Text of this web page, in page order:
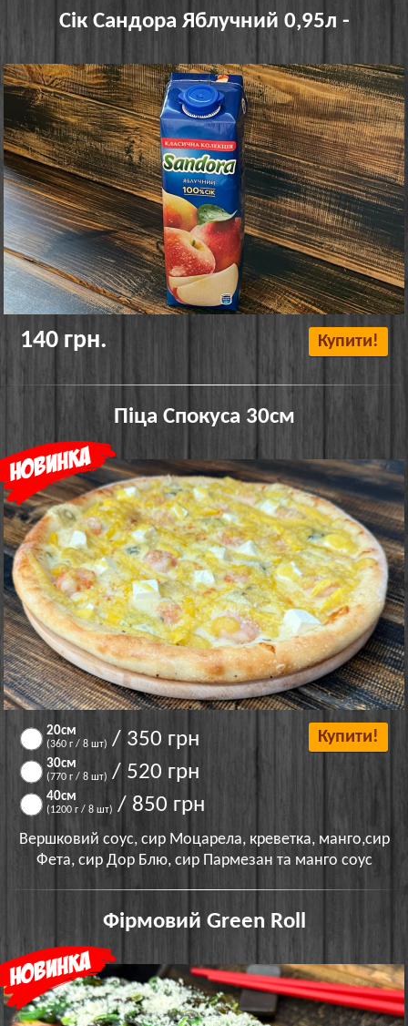
Сік Сандора Яблучний 0,95л -
140 грн. Купити!
Піца Спокуса 30см
20см
(360 г / 8 шт) / 350 грн
30см
(770 г / 8 шт) / 520 грн
40см
(1200 г / 8 шт) / 850 грн
Купити!
Вершковий соус, сир Моцарела, креветка, манго,сир
Фета, сир Дор Блю, сир Пармезан та манго соус
Фірмовий Green Roll